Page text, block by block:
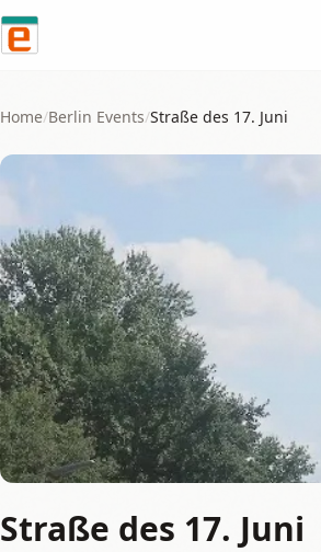
Home/Berlin Events/Straße des 17. Juni
Straße des 17. Juni